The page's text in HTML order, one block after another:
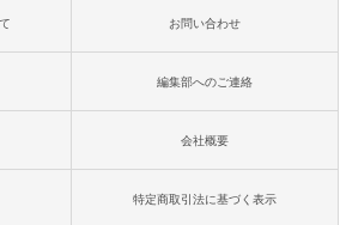
お問い合わせ
編集部へのご連絡
会社概要
特定商取引法に基づく表示